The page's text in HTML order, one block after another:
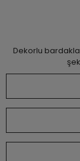
Dekorlu